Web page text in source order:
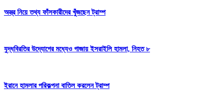
অস্ত্র নিয়ে তথ্য ফাঁসকারীদের খুঁজছেন ট্রাম্প
যুদ্ধবিরতির উদ্যোগের মধ্যেও গাজায় ইসরাইলি হামলা, নিহত ৮
ইরানে হামলার পরিকল্পনা বাতিল করলেন ট্রাম্প